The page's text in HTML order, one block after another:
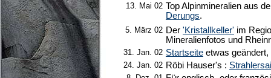
13. Mai 02 Top Alpinmineralien aus
Derungs.
5. März 02 Der 'Kristallkeller' im
Mineralienfotos und
31. Jan. 02 Startseite etwas
24. Jan. 02 Röbi Hauser's :